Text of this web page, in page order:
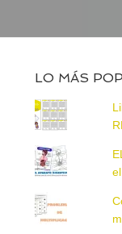
LO MÁS